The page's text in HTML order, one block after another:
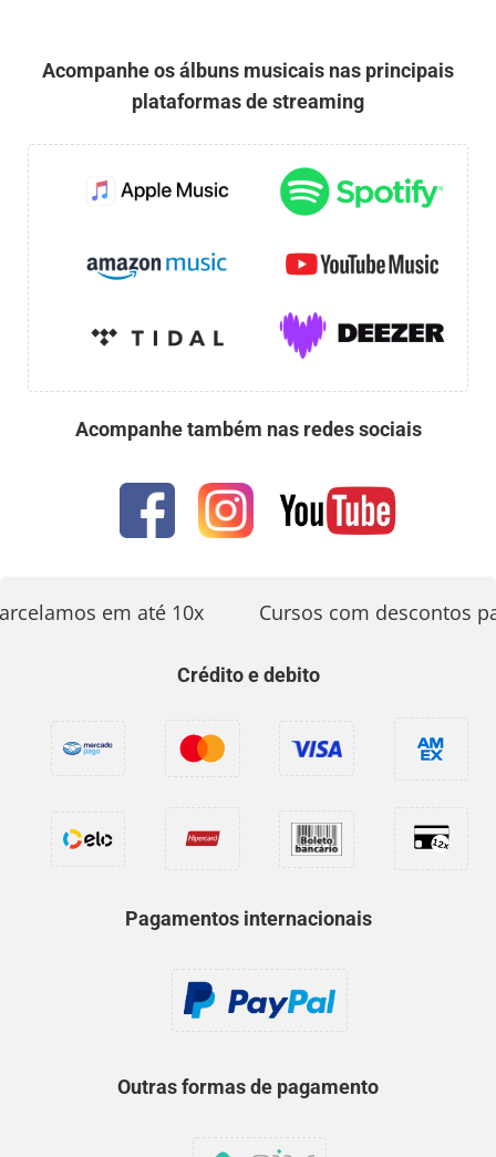
Acompanhe os álbuns musicais nas principais
plataformas de streaming
Acompanhe também nas redes sociais
em até 10x Cursos com descontos
Crédito e debito
Pagamentos internacionais
Outras formas de pagamento